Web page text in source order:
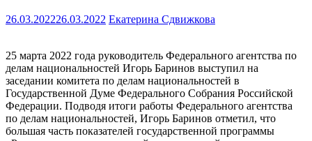
26.03.202226.03.2022 Екатерина Сдвижкова
25 марта 2022 года руководитель Федерального агентства по
делам национальностей Игорь Баринов выступил на
заседании комитета по делам национальностей в
Государственной Думе Федерального Собрания Российской
Федерации. Подводя итоги работы Федерального агентства
по делам национальностей, Игорь Баринов отметил, что
большая часть показателей государственной программы